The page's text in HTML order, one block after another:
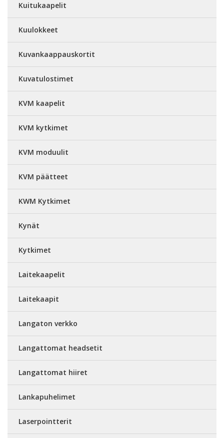
Kuitukaapelit
Kuulokkeet
Kuvankaappauskortit
Kuvatulostimet
KVM kaapelit
KVM kytkimet
KVM moduulit
KVM päätteet
KWM Kytkimet
Kynät
Kytkimet
Laitekaapelit
Laitekaapit
Langaton verkko
Langattomat headsetit
Langattomat hiiret
Lankapuhelimet
Laserpointterit